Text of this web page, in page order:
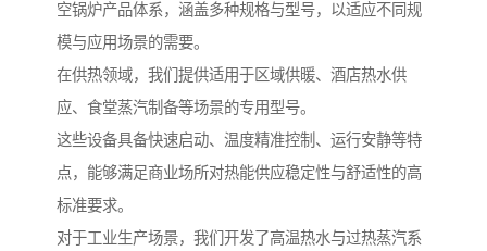
空锅炉产品体系，涵盖多种规格与型号，以适应不同规
模与应用场景的需要。
在供热领域，我们提供适用于区域供暖、酒店热水供
应、食堂蒸汽制备等场景的专用型号。
这些设备具备快速启动、温度精准控制、运行安静等特
点，能够满足商业场所对热能供应稳定性与舒适性的高
标准要求。
对于工业生产场景，我们开发了高温热水与过热蒸汽系